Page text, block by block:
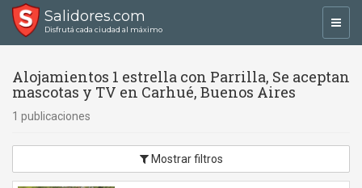
Salidores.com
Disfrutá cada ciudad al máximo
Alojamientos 1 estrella con Parrilla, Se aceptan
mascotas y TV en Carhué, Buenos Aires
1 publicaciones
Mostrar filtros